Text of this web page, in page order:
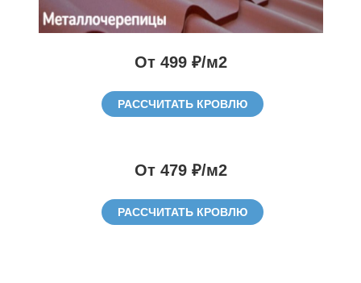
От 499 ₽/м2
РАССЧИТАТЬ КРОВЛЮ
От 479 ₽/м2
РАССЧИТАТЬ КРОВЛЮ